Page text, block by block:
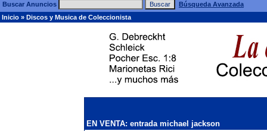
Buscar Anuncios
Búsqueda Avanzada
Inicio » Discos y Musica de Coleccionista
EN VENTA: entrada michael jackson